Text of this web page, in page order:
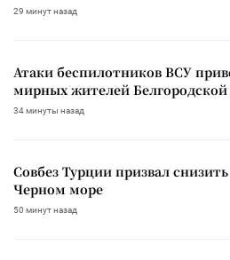
29 минут назад
Атаки беспилотников ВСУ
мирных жителей Белгородской
34 минуты назад
Совбез Турции призвал
Черном море
50 минут назад